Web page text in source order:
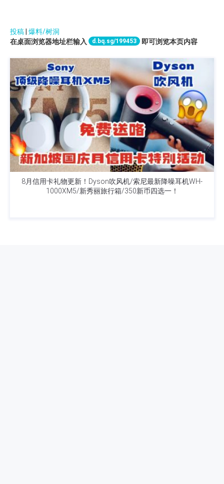
投稿 爆料/树洞
在桌面浏览器地址栏输入
d.bq.sg/199453 即可浏览本页内容
8月信用卡礼物更新！Dyson吹风机/索尼最新降噪耳机WH-
1000XM5/新秀丽旅行箱/350新币四选一！